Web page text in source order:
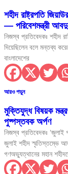
শহীদ রাষ্ট্রপতি
— পরিবেশমন্ত্রী
নিজস্ব প্রতিবেদকঃ শহীদ
দিয়েছিলেন বলে মন্তব্য
বাংলাদেশের
আরও পড়ুন
মুক্তিযুদ্ধ বিষয়ক
পুষ্পস্তবক অর্পণ
নিজস্ব প্রতিবেদকঃ ‘জুলাই
জুলাই শহীদ স্মৃতিস্তম্ভে
গণঅভ্যুত্থানের মহান